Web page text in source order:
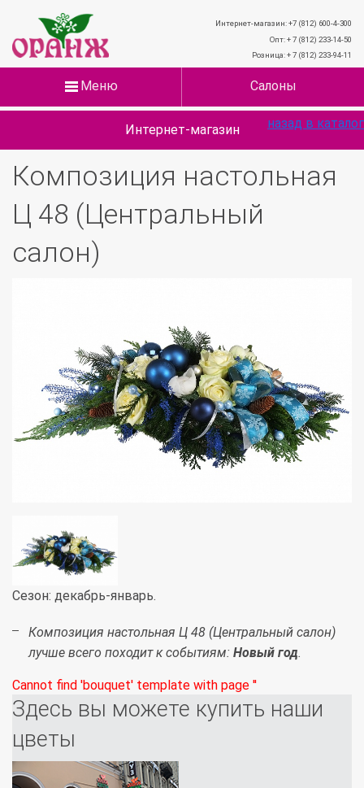
Интернет-магазин: +7 (812) 600-4-300
Опт: + 7 (812) 233-14-50
Розница: + 7 (812) 233-94-11
Меню Салоны
Интернет-магазин
Композиция настольная
Ц 48 (Центральный
салон)
назад в каталог
Сезон: декабрь-январь.
Композиция настольная Ц 48 (Центральный салон)
лучше всего походит к событиям: Новый год.
Cannot find 'bouquet' template with page ''
Здесь вы можете купить наши
цветы